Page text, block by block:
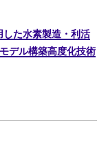
た水素製造・利活
デル構築高度化技術